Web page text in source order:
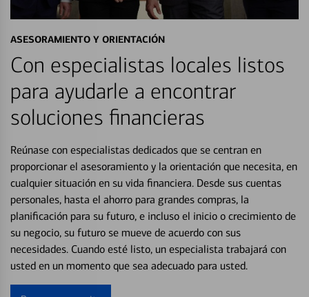
ASESORAMIENTO Y ORIENTACIÓN
Con especialistas locales listos
para ayudarle a encontrar
soluciones financieras
Reúnase con especialistas dedicados que se centran en
proporcionar el asesoramiento y la orientación que necesita, en
cualquier situación en su vida financiera. Desde sus cuentas
personales, hasta el ahorro para grandes compras, la
planificación para su futuro, e incluso el inicio o crecimiento de
su negocio, su futuro se mueve de acuerdo con sus
necesidades. Cuando esté listo, un especialista trabajará con
usted en un momento que sea adecuado para usted.